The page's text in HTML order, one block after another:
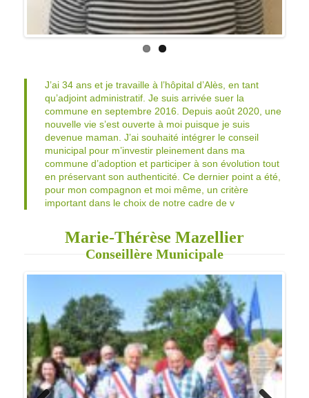
J’ai 34 ans et je travaille à l’hôpital d’Alès, en tant
qu’adjoint administratif. Je suis arrivée suer la
devenue maman. J’ai souhaité intégrer le conseil
municipal pour m’investir pleinement dans ma
commune d’adoption et participer à son évolution tout
en préservant son authenticité. Ce dernier point a été,
pour mon compagnon et moi même, un critère
important dans le choix de notre cadre de v
Marie-Thérèse Mazellier
Conseillère Municipale
Previo
us
Next